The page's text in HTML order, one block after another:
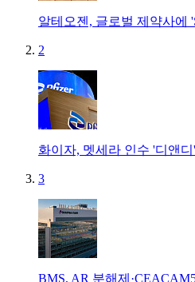
알테오젠, 글로벌 제약사에
2
화이자, 멧세라 인수 '디앤
3
BMS, AR 분해제